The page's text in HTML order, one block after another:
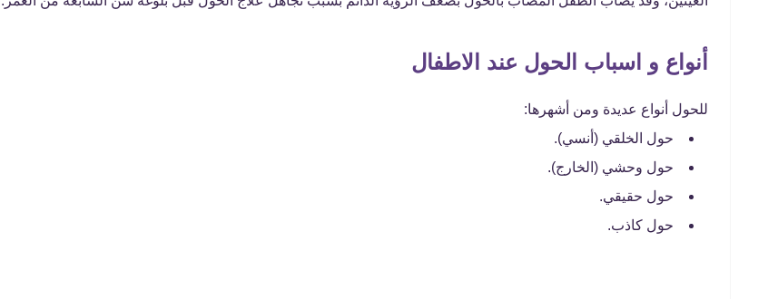
أنواع و اسباب الحول عند الاطفال
للحول أنواع عديدة ومن أشهرها:
حول الخلقي (أنسي).
حول وحشي (الخارج).
حول حقيقي.
حول كاذب.